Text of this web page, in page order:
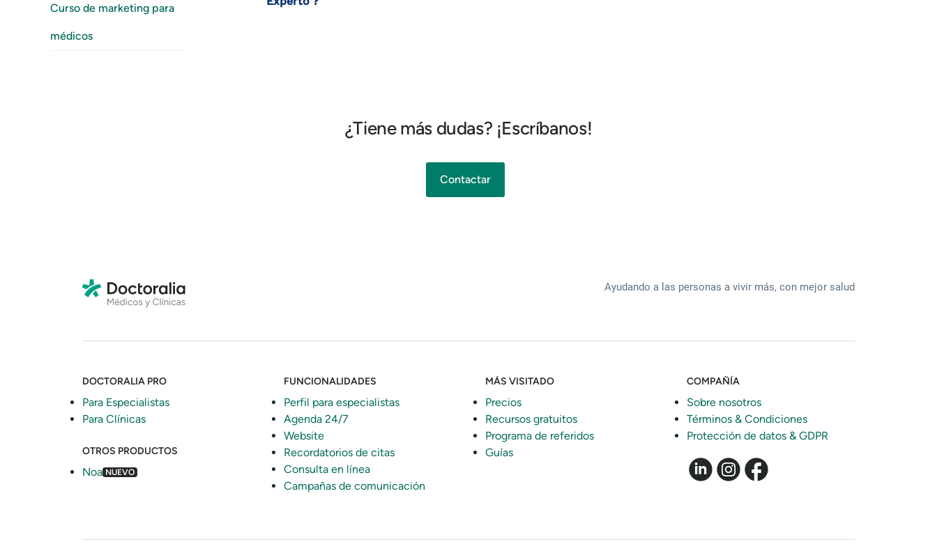
Curso de marketing para
médicos
¿Tiene más dudas? ¡Escríbanos!
Contactar
Ayudando a las personas a vivir más, con mejor salud
DOCTORALIA PRO
Para Especialistas
Para Clínicas
OTROS PRODUCTOS
Noa NUEVO
FUNCIONALIDADES
Perfil para especialistas
Agenda 24/7
Website
Recordatorios de citas
Consulta en línea
Campañas de comunicación
MÁS VISITADO
Precios
Recursos gratuitos
Programa de referidos
Guías
COMPAÑÍA
Sobre nosotros
Términos & Condiciones
Protección de datos & GDPR